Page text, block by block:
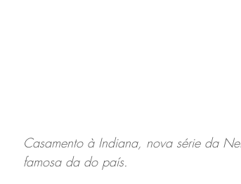
Casamento à Indiana, nova série da
famosa da do país.